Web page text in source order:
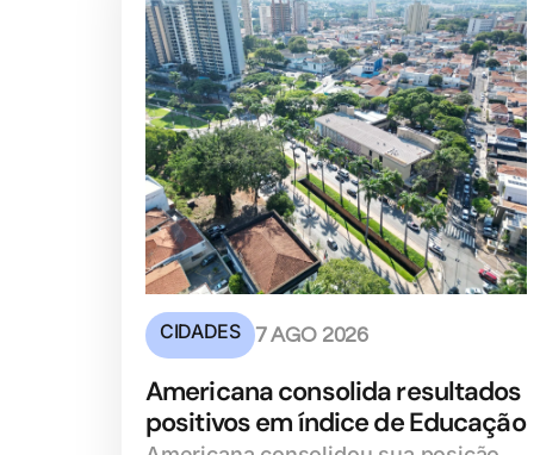
CIDADES 7 AGO 2026
Americana consolida resultados
positivos em índice de Educação